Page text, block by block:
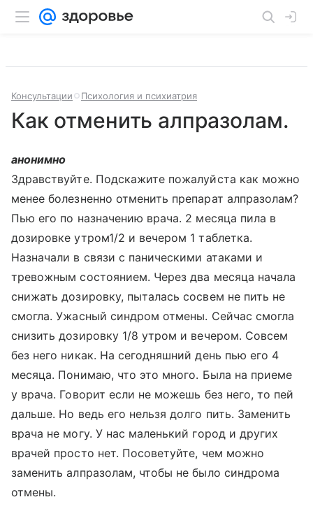
Консультации Психология и психиатрия
Как отменить алпразолам.
анонимно
Здравствуйте. Подскажите пожалуйста как можно
менее болезненно отменить препарат алпразолам?
Пью его по назначению врача. 2 месяца пила в
дозировке утром1/2 и вечером 1 таблетка.
Назначали в связи с паническими атаками и
тревожным состоянием. Через два месяца начала
снижать дозировку, пыталась сосвем не пить не
смогла. Ужасный синдром отмены. Сейчас смогла
снизить дозировку 1/8 утром и вечером. Совсем
без него никак. На сегодняшний день пью его 4
месяца. Понимаю, что это много. Была на приеме
у врача. Говорит если не можешь без него, то пей
дальше. Но ведь его нельзя долго пить. Заменить
врача не могу. У нас маленький город и других
врачей просто нет. Посоветуйте, чем можно
заменить алпразолам, чтобы не было синдрома
отмены.